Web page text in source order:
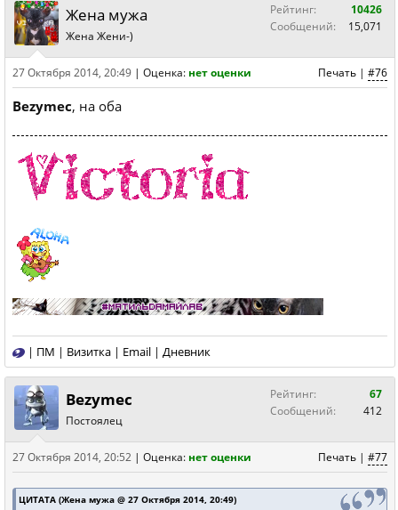
Жена мужа
Жена Жени-)
Рейтинг:
10426
Сообщений:
15,071
Печать | #76
27 Октября 2014, 20:49 | Оценка: нет оценки
Bezymec, на оба
| ПМ | Визитка | Email | Дневник
Bezymec
Постоялец
Рейтинг:
67
Сообщений:
412
Печать | #77
27 Октября 2014, 20:52 | Оценка: нет оценки
ЦИТАТА (Жена мужа @ 27 Октября 2014, 20:49)